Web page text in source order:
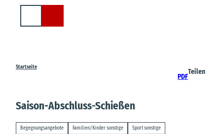
Startseite
PDF
Teilen
Saison-Abschluss-Schießen
Begegnungsangebote Familien/Kinder sonstige Sport sonstige